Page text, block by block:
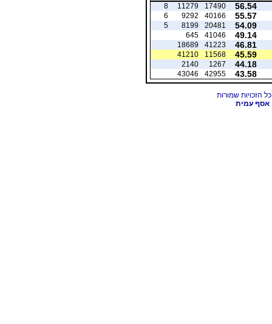
56.54
17490
11279
8
55.57
40166
9292
6
54.09
20481
8199
5
49.14
41046
645
46.81
41223
18689
45.59
11568
41210
44.18
1267
2140
43.58
42955
43046
אסף עמית